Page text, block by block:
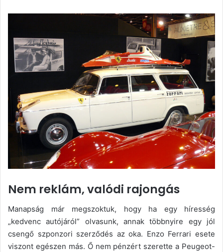
Nem reklám, valódi rajongás
Manapság már megszoktuk, hogy ha egy híresség
„kedvenc autójáról” olvasunk, annak többnyire egy jól
csengő szponzori szerződés az oka. Enzo Ferrari esete
viszont egészen más. Ő nem pénzért szerette a Peugeot-